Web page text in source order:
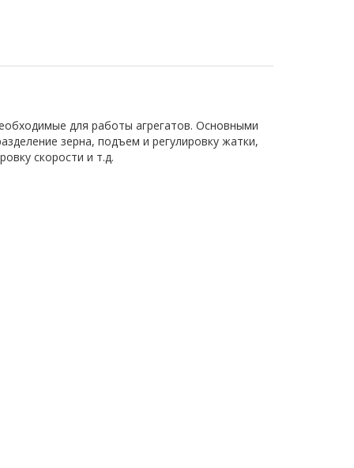
для работы агрегатов. Основными
зерна, подъем и регулировку жатки,
скорости и т.д.